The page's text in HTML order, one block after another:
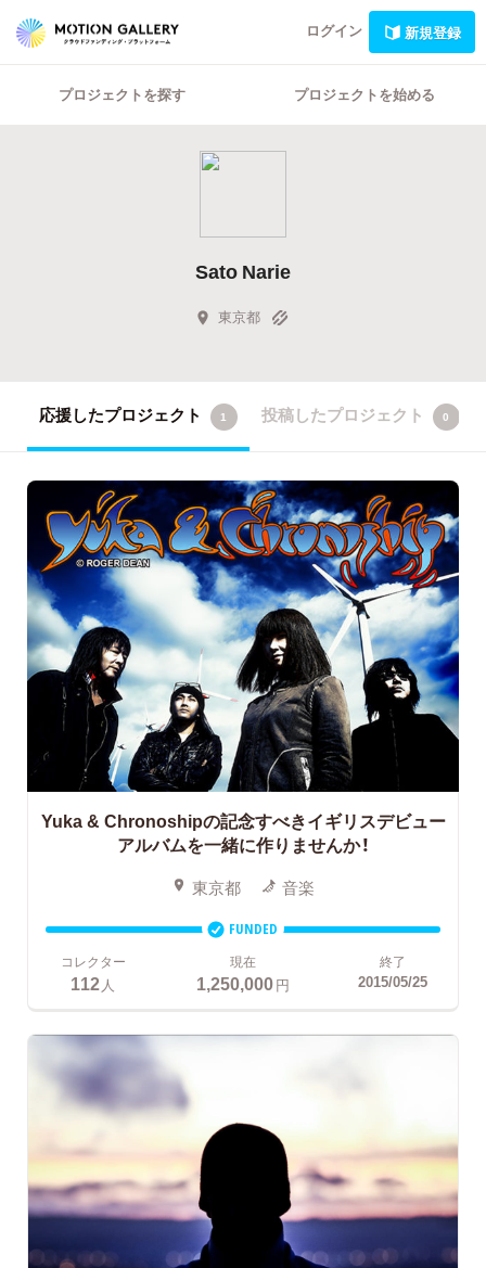
ログイン 新規登録
プロジェクトを探す プロジェクトを始める
Sato Narie
東京都
応援したプロジェクト 1 投稿したプロジェクト 0
Yuka & Chronoshipの記念すべきイギリスデビュー
アルバムを一緒に作りませんか！
東京都 音楽
FUNDED
コレクター
112 人
現在
1,250,000円
終了
2015/05/25